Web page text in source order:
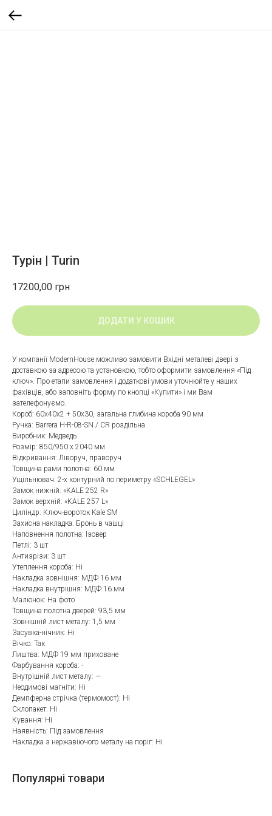
Турін | Turin
17200,00 грн
ДОДАТИ У КОШИК
У компанії ModernHouse можливо замовити Вхідні металеві двері з
доставкою за адресою та установкою, тобто оформити замовлення «Під
ключ». Про етапи замовлення і додаткові умови уточнюйте у наших
фахівців, або заповніть форму по кнопці «Купити» і ми Вам
зателефонуємо.
Короб: 60x40x2 + 50x30, загальна глибина короба 90 мм
Ручка: Barrera H-R-08-SN / CR роздільна
Виробник: Медведь
Розмір: 850/950 х 2040 мм
Відкривання: Ліворуч, праворуч
Товщина рами полотна: 60 мм
Ущільнювач: 2-х контурний по периметру «SCHLEGEL»
Замок нижній: «KALE 252 R»
Замок верхній: «KALE 257 L»
Циліндр: Ключ-вороток Kale SM
Захисна накладка: Бронь в чашці
Наповнення полотна: Ізовер
Петлі: 3 шт
Антизрізи: 3 шт
Утеплення короба: Ні
Накладка зовнішня: МДФ 16 мм
Накладка внутрішня: МДФ 16 мм
Малюнок: На фото
Товщина полотна дверей: 93,5 мм
Зовнішній лист металу: 1,5 мм
Засувка-нічник: Ні
Вічко: Так
Лиштва: МДФ 19 мм приховане
Фарбування короба: -
Внутрішній лист металу: —
Неодимові магніти: Ні
Демпферна стрічка (термомост): Ні
Склопакет: Ні
Кування: Ні
Наявність: Під замовлення
Накладка з нержавіючого металу на поріг: Ні
Популярні товари